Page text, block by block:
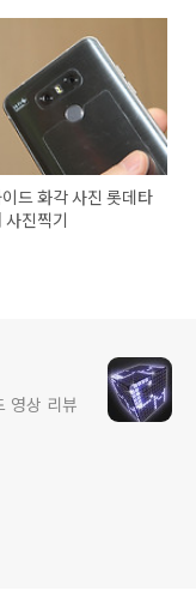
드 화각 사진 롯데타
사진찍기
영상 리뷰